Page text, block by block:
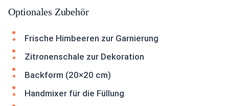
Optionales Zubehör
Frische Himbeeren zur Garnierung
Zitronenschale zur Dekoration
Backform (20×20 cm)
Handmixer für die Füllung